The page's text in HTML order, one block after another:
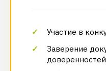
Участие в
Заверение
доверенностей